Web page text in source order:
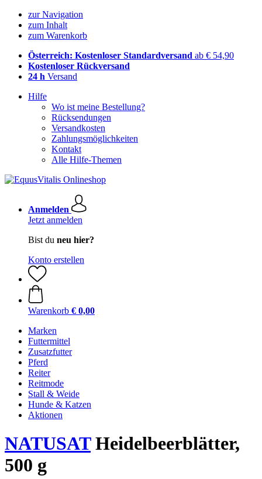
zur Navigation
zum Inhalt
zum Warenkorb
Österreich: Kostenloser Standardversand ab € 54,90
Kostenloser Rückversand
24 h Versand
Hilfe
Wo ist meine Bestellung?
Rücksendungen
Versandkosten
Zahlungsmöglichkeiten
Kontakt
Alle Hilfe-Themen
Anmelden
Jetzt anmelden
Bist du neu hier?
Konto erstellen
Warenkorb € 0,00
Marken
Futtermittel
Zusatzfutter
Pferd
Reiter
Reitmode
Stall & Weide
Hunde & Katzen
Aktionen
NATUSATHeidelbeerblätter,
500 g